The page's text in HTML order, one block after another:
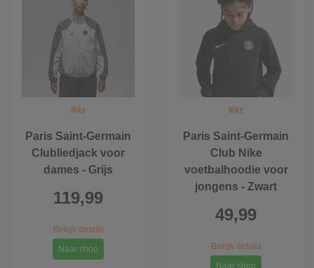
Nike
Paris Saint-Germain
Clubliedjack voor
dames - Grijs
119,99
Bekijk details
Naar shop
Nike
Paris Saint-Germain
Club Nike
voetbalhoodie voor
jongens - Zwart
49,99
Bekijk details
Naar shop